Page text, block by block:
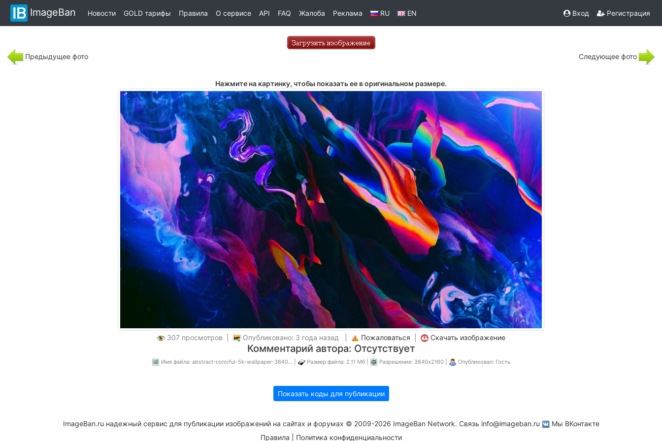
ImageBan Новости GOLD тарифы Правила О сервисе API FAQ Жалоба Реклама RU EN Вход Регистрация
Предыдущее фото Следующее фото
Нажмите на картинку, чтобы показать ее в оригинальном размере.
307 просмотров | Опубликовано: 3 года назад | Пожаловаться Скачать изображение
Комментарий автора: Отсутствует
Имя файла: abstract-colorful-5k-wallpaper-3840... | Размер файла: 2.11 Мб | Разрешение: 3840x2160 | Опубликовал: Гость
Показать коды для публикации
ImageBan.ru надежный сервис для публикации изображений на сайтах и форумах © 2009-2026 ImageBan Network. Связь info@imageban.ru
Мы ВКонтакте
Правила
Политика конфиденциальности